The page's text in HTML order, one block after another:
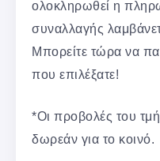
ολοκληρωθεί η
συναλλαγής
Μπορείτε τώρα να
που επιλέξατε!
*Οι προβολές του
δωρεάν για το κοινό.